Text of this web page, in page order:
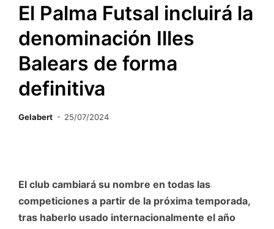
El Palma Futsal incluirá la
denominación Illes
Balears de forma
definitiva
Gelabert 25/07/2024
El club cambiará su nombre en todas las
competiciones a partir de la próxima temporada,
tras haberlo usado internacionalmente el año